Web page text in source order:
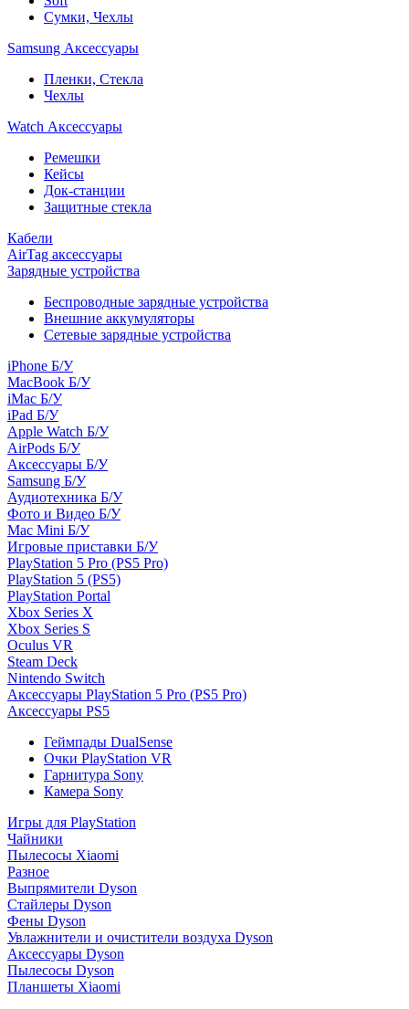
Сумки, Чехлы
Samsung Аксессуары
Пленки, Стекла
Чехлы
Watch Аксессуары
Ремешки
Кейсы
Док-станции
Защитные стекла
Кабели
AirTag аксессуары
Зарядные устройства
Беспроводные зарядные устройства
Внешние аккумуляторы
Сетевые зарядные устройства
iPhone Б/У
MacBook Б/У
iMac Б/У
iPad Б/У
Apple Watch Б/У
AirPods Б/У
Аксессуары Б/У
Samsung Б/У
Аудиотехника Б/У
Фото и Видео Б/У
Mac Mini Б/У
Игровые приставки Б/У
PlayStation 5 Pro (PS5 Pro)
PlayStation 5 (PS5)
PlayStation Portal
Xbox Series X
Xbox Series S
Oculus VR
Steam Deck
Nintendo Switch
Аксессуары PlayStation 5 Pro (PS5 Pro)
Аксессуары PS5
Геймпады DualSense
Очки PlayStation VR
Гарнитура Sony
Камера Sony
Игры для PlayStation
Чайники
Пылесосы Xiaomi
Разное
Выпрямители Dyson
Стайлеры Dyson
Фены Dyson
Увлажнители и очистители воздуха Dyson
Аксессуары Dyson
Пылесосы Dyson
Планшеты Xiaomi